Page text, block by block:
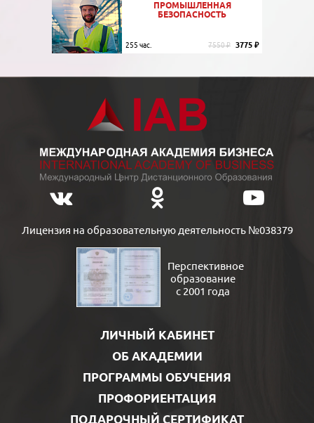
ПРОМЫШЛЕННАЯ
БЕЗОПАСНОСТЬ
255 час. 7550 ₽ 3775 ₽
Лицензия на образовательную деятельность №038379
Перспективное
образование
с 2001 года
ЛИЧНЫЙ КАБИНЕТ
ОБ АКАДЕМИИ
ПРОГРАММЫ ОБУЧЕНИЯ
ПРОФОРИЕНТАЦИЯ
ПОДАРОЧНЫЙ СЕРТИФИКАТ